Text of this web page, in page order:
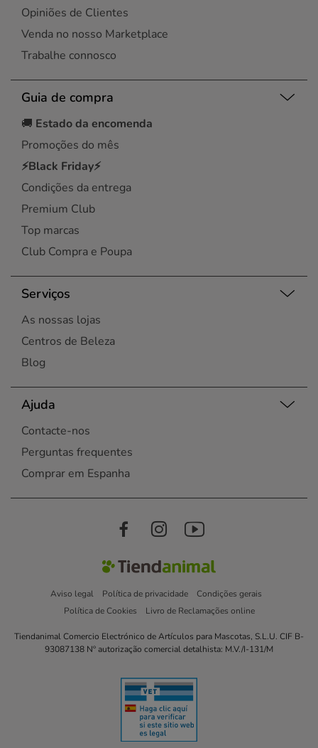
Opiniões de Clientes
Venda no nosso Marketplace
Trabalhe connosco
Guia de compra
🚚 Estado da encomenda
Promoções do mês
⚡Black Friday⚡
Condições da entrega
Premium Club
Top marcas
Club Compra e Poupa
Serviços
As nossas lojas
Centros de Beleza
Blog
Ajuda
Contacte-nos
Perguntas frequentes
Comprar em Espanha
Aviso legal Política de privacidade
Condições gerais
Política de Cookies
Livro de Reclamações online
Tiendanimal Comercio Electrónico de Artículos para Mascotas, S.L.U. CIF B-
93087138 Nº autorização comercial detalhista: M.V./I-131/M